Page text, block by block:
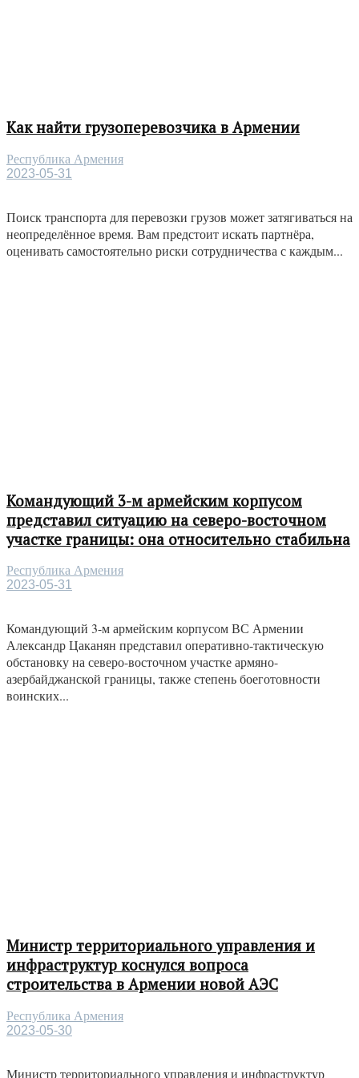
Как найти грузоперевозчика в Армении
Республика Армения
2023-05-31
Поиск транспорта для перевозки грузов может затягиваться на
неопределённое время. Вам предстоит искать партнёра,
оценивать самостоятельно риски сотрудничества с каждым...
Командующий 3-м армейским корпусом
представил ситуацию на северо-восточном
участке границы: она относительно стабильна
Республика Армения
2023-05-31
Командующий 3-м армейским корпусом ВС Армении
Александр Цаканян представил оперативно-тактическую
обстановку на северо-восточном участке армяно-
азербайджанской границы, также степень боеготовности
воинских...
Министр территориального управления и
инфраструктур коснулся вопроса
строительства в Армении новой АЭС
Республика Армения
2023-05-30
Министр территориального управления и инфраструктур